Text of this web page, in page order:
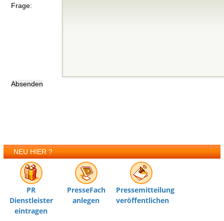
Frage:
NEU HIER ?
PR
Dienstleister
eintragen
PresseFach
anlegen
Pressemitteilung
veröffentlichen